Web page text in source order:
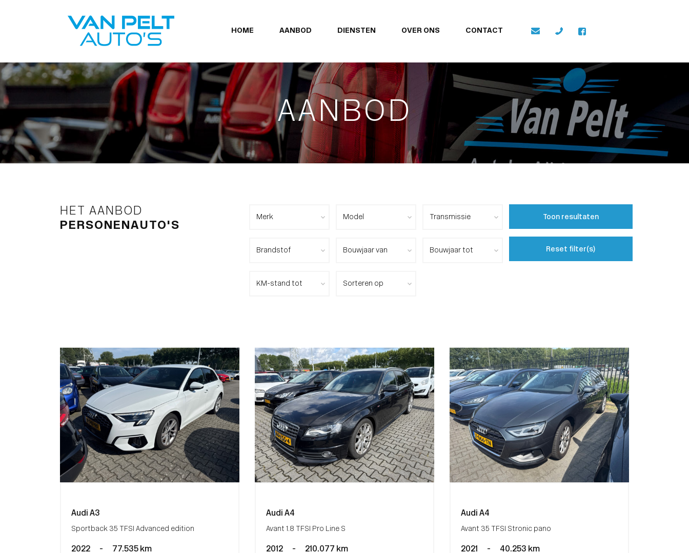
HOME AANBOD DIENSTEN OVER ONS CONTACT
AANBOD
HET AANBOD
PERSONENAUTO'S
Toon resultaten
Reset filter(s)
Audi A3
Sportback 35 TFSI Advanced edition
2022 - 77.535 km
Audi A4
Avant 1.8 TFSI Pro Line S
2012 - 210.077 km
Audi A4
Avant 35 TFSI Stronic pano
2021 - 40.253 km